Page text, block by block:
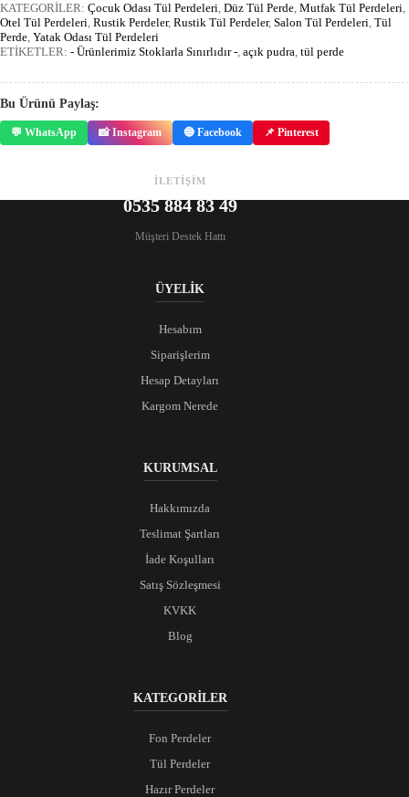
KATEGORİLER: Çocuk Odası Tül Perdeleri, Düz Tül Perde, Mutfak Tül Perdeleri,
Otel Tül Perdeleri, Rustik Perdeler, Rustik Tül Perdeler, Salon Tül Perdeleri, Tül
Perde, Yatak Odası Tül Perdeleri
ETİKETLER: - Ürünlerimiz Stoklarla Sınırlıdır -, açık pudra, tül perde
Bu Ürünü Paylaş:
💬 WhatsApp 📸 Instagram 🔵 Facebook 📌 Pinterest
İLETİŞİM
0535 884 83 49
Müşteri Destek Hattı
ÜYELİK
Hesabım
Siparişlerim
Hesap Detayları
Kargom Nerede
KURUMSAL
Hakkımızda
Teslimat Şartları
İade Koşulları
Satış Sözleşmesi
KVKK
Blog
KATEGORİLER
Fon Perdeler
Tül Perdeler
Hazır Perdeler